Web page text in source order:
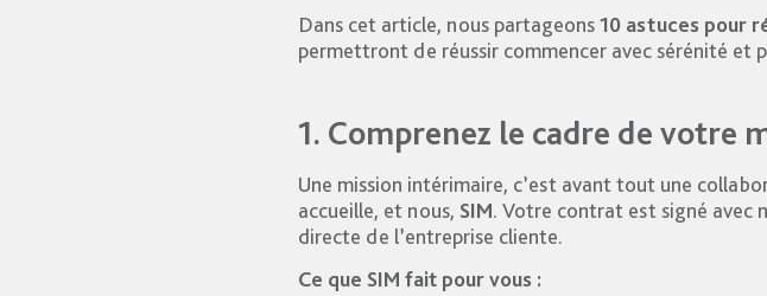
Dans cet article, nous partageons10 astuces pour
permettront de réussir commencer avec sérénité et
1. Comprenez le cadre de votre
Une mission intérimaire, c’est avant tout une
accueille, et nous, SIM. Votre contrat est signé avec
directe de l’entreprise cliente.
Ce que SIM fait pour vous :